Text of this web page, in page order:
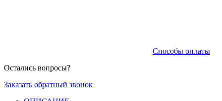
Способы оплаты
Остались вопросы?
Заказать обратный звонок